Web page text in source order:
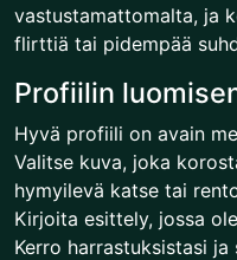
vastustamattomalta, ja
flirttiä tai pidempää
Profiilin
Hyvä profiili on avain
Valitse kuva, joka
hymyilevä katse tai
Kirjoita esittely, jossa
Kerro harrastuksistasi